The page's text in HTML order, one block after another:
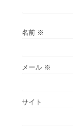
名前 ※
メール ※
サイト